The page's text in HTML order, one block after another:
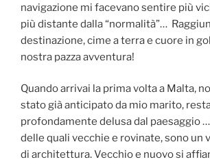
navigazione mi facevano sentire più
più distante dalla “normalità”…
destinazione, cime a terra e cuore in
nostra pazza avventura!
Quando arrivai la prima volta a Malta,
stato già anticipato da mio marito,
profondamente delusa dal paesaggio
delle quali vecchie e rovinate, sono un
di architettura. Vecchio e nuovo si